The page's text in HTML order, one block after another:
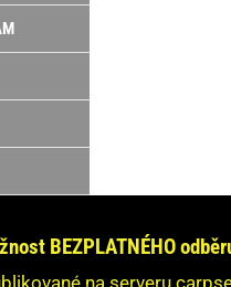
BEZPLATNÉHO
na serveru